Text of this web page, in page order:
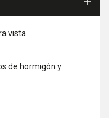
vista
de hormigón y